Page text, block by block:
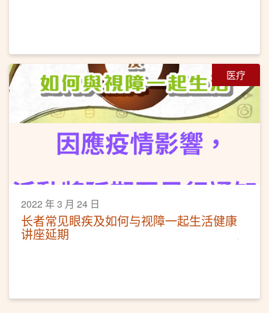
医疗
2022 年 3 月 24 日
长者常见眼疾​及如何与视障一起生活健康
讲座延期